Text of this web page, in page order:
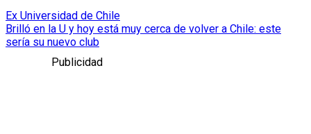
Ex Universidad de Chile
Brilló en la U y hoy está muy cerca de volver a Chile: este
sería su nuevo club
Publicidad